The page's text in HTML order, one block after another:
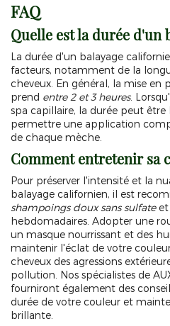
FAQ
Quelle est la durée d'un
La durée d'un balayage
facteurs, notamment de la
cheveux. En général, la mise
prend entre 2 et 3 heures.
spa capillaire, la durée peut
permettre une application
de chaque mèche.
Comment entretenir sa
Pour préserver l'intensité et la
balayage californien, il est
shampoings doux sans sulfateet
hebdomadaires. Adopter une
un masque nourrissant et des
maintenir l'éclat de votre
cheveux des agressions
pollution. Nos spécialistes de
fourniront également des
durée de votre couleur et
brillante.